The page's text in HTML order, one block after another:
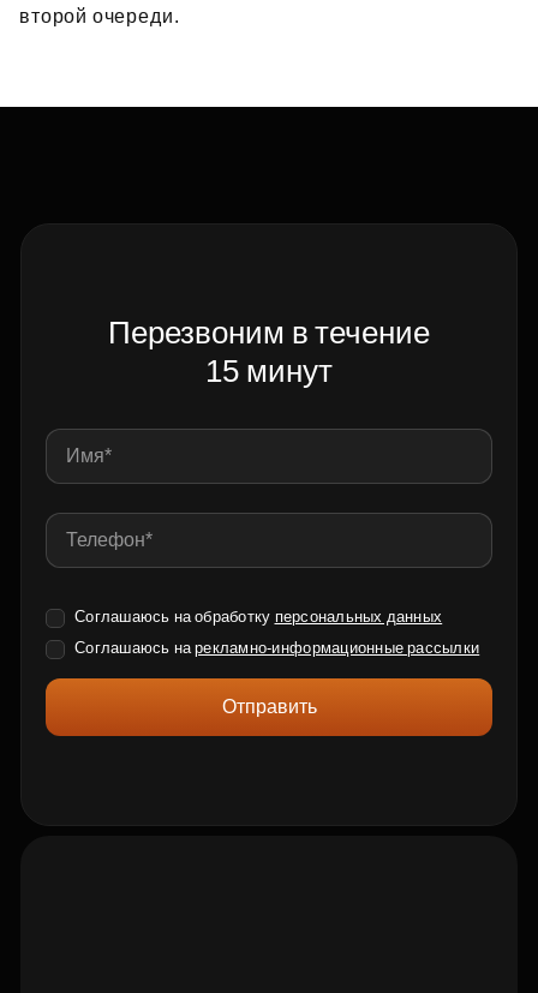
второй очереди.
Перезвоним в течение
15 минут
Соглашаюсь на обработку персональных данных
Соглашаюсь нарекламно-информационные рассылки
Отправить